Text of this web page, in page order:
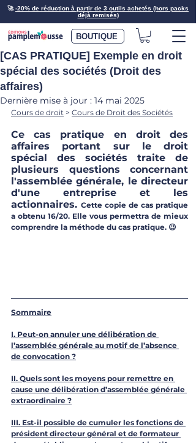
🚀-20% de réduction à partir de 3 outils achetés (hors packs
déjà remisés)
BOUTIQUE
[CAS PRATIQUE] Exemple en droit
spécial des sociétés (Droit des
affaires)
Dernière mise à jour : 14 mai 2025
Cours de droit > Cours de Droit des Sociétés
Ce cas pratique en droit des
affaires portant sur le droit
spécial des sociétés traite de
plusieurs questions concernant
l'assemblée générale, le directeur
d'une entreprise et les
actionnaires. Cette copie de cas pratique
a obtenu 16/20. Elle vous permettra de mieux
comprendre la méthode du cas pratique. 😉
Sommaire
I. Peut-on annuler une délibération de
l’assemblée générale au motif de l’absence
de convocation ?
II. Quels sont les moyens pour remettre en
cause une délibération d’assemblée générale
extraordinaire ?
III. Est-il possible de cumuler les fonctions de
président directeur général et de formateur